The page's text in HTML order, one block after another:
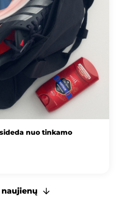
nuo tinkamo